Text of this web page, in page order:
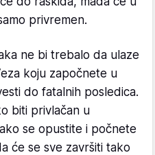
privremen.
ne bi trebalo da ulaze
koju započnete u
do fatalnih posledica.
biti privlačan u
se opustite i počnete
će se sve završiti tako